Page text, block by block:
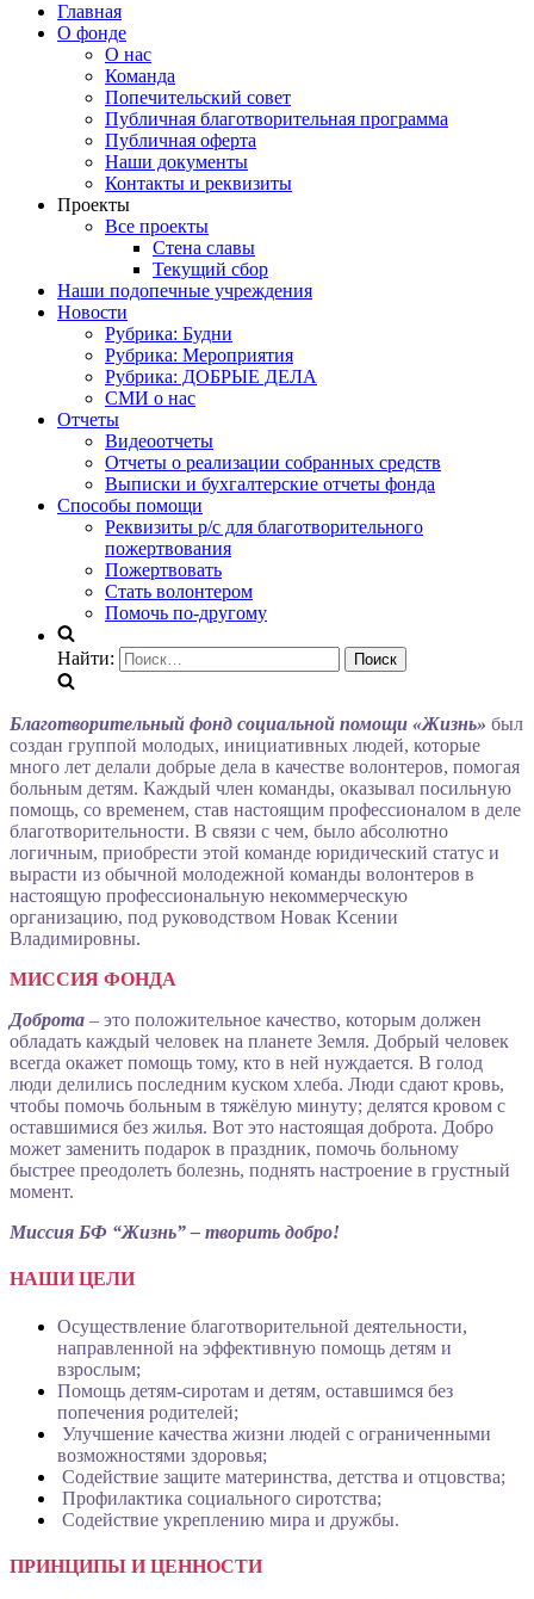
Главная
О фонде
О нас
Команда
Попечительский совет
Публичная благотворительная программа
Публичная оферта
Наши документы
Контакты и реквизиты
Проекты
Все проекты
Стена славы
Текущий сбор
Наши подопечные учреждения
Новости
Рубрика: Будни
Рубрика: Мероприятия
Рубрика: ДОБРЫЕ ДЕЛА
СМИ о нас
Отчеты
Видеоотчеты
Отчеты о реализации собранных средств
Выписки и бухгалтерские отчеты фонда
Способы помощи
Реквизиты р/с для благотворительного
пожертвования
Пожертвовать
Стать волонтером
Помочь по-другому
Найти:
Благотворительный фонд социальной помощи «Жизнь» был
создан группой молодых, инициативных людей, которые
много лет делали добрые дела в качестве волонтеров, помогая
больным детям. Каждый член команды, оказывал посильную
помощь, со временем, став настоящим профессионалом в деле
благотворительности. В связи с чем, было абсолютно
логичным, приобрести этой команде юридический статус и
вырасти из обычной молодежной команды волонтеров в
настоящую профессиональную некоммерческую
организацию, под руководством Новак Ксении
Владимировны.
МИССИЯ ФОНДА
Доброта – это положительное качество, которым должен
обладать каждый человек на планете Земля. Добрый человек
всегда окажет помощь тому, кто в ней нуждается. В голод
люди делились последним куском хлеба. Люди сдают кровь,
чтобы помочь больным в тяжёлую минуту; делятся кровом с
оставшимися без жилья. Вот это настоящая доброта. Добро
может заменить подарок в праздник, помочь больному
быстрее преодолеть болезнь, поднять настроение в грустный
момент.
Миссия БФ “Жизнь” – творить добро!
НАШИ ЦЕЛИ
Осуществление благотворительной деятельности,
направленной на эффективную помощь детям и
взрослым;
Помощь детям-сиротам и детям, оставшимся без
попечения родителей;
Улучшение качества жизни людей с ограниченными
возможностями здоровья;
Содействие защите материнства, детства и отцовства;
Профилактика социального сиротства;
Содействие укреплению мира и дружбы.
ПРИНЦИПЫ И ЦЕННОСТИ